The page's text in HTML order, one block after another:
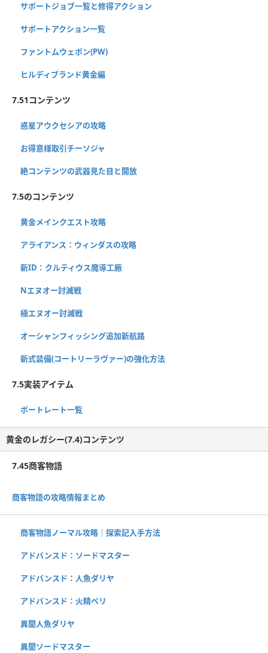
サポートジョブ一覧と修得アクション
サポートアクション一覧
ファントムウェポン(PW)
ヒルディブランド黄金編
7.51コンテンツ
惑星アウクセシアの攻略
お得意様取引チーソジャ
絶コンテンツの武器見た目と開放
7.5のコンテンツ
黄金メインクエスト攻略
アライアンス：ウィンダスの攻略
新ID：クルティウス魔導工廠
Nエヌオー討滅戦
極エヌオー討滅戦
オーシャンフィッシング追加新航路
新式装備(コートリーラヴァー)の強化方法
7.5実装アイテム
ポートレート一覧
黄金のレガシー(7.4)コンテンツ
7.45商客物語
商客物語の攻略情報まとめ
商客物語ノーマル攻略｜探索記入手方法
アドバンスド：ソードマスター
アドバンスド：人魚ダリヤ
アドバンスド：火精ペリ
異聞人魚ダリヤ
異聞ソードマスター